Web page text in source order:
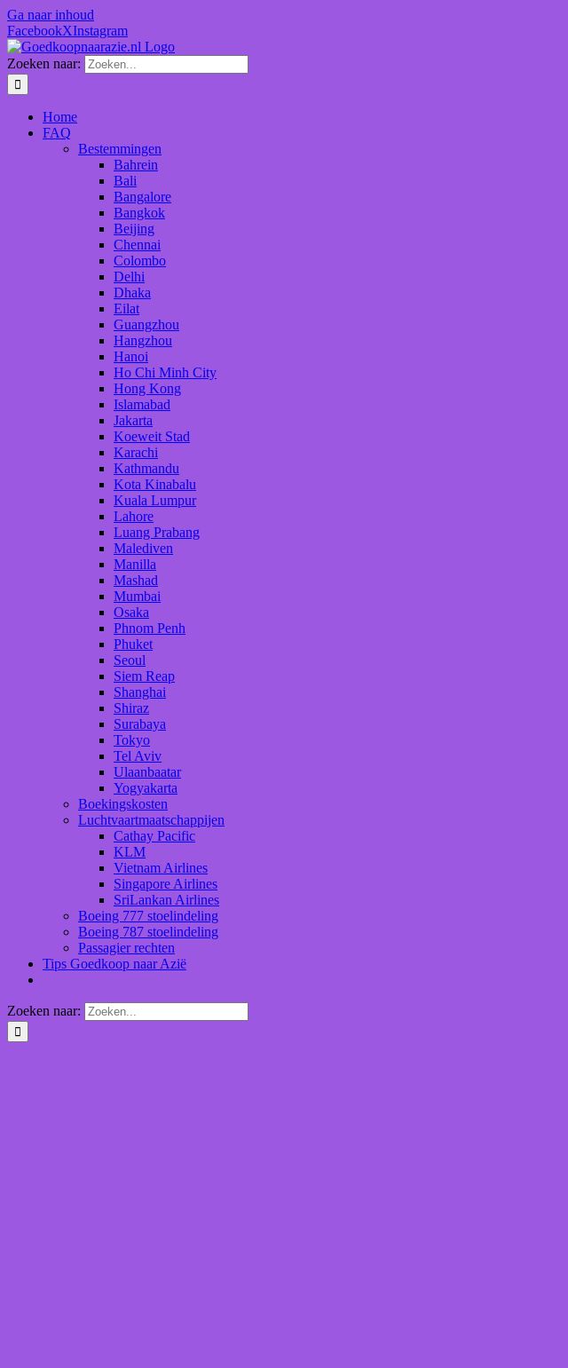
Ga naar inhoud
FacebookXInstagram
Zoeken naar:
Home
FAQ
Bestemmingen
Bahrein
Bali
Bangalore
Bangkok
Beijing
Chennai
Colombo
Delhi
Dhaka
Eilat
Guangzhou
Hangzhou
Hanoi
Ho Chi Minh City
Hong Kong
Islamabad
Jakarta
Koeweit Stad
Karachi
Kathmandu
Kota Kinabalu
Kuala Lumpur
Lahore
Luang Prabang
Malediven
Manilla
Mashad
Mumbai
Osaka
Phnom Penh
Phuket
Seoul
Siem Reap
Shanghai
Shiraz
Surabaya
Tokyo
Tel Aviv
Ulaanbaatar
Yogyakarta
Boekingskosten
Luchtvaartmaatschappijen
Cathay Pacific
KLM
Vietnam Airlines
Singapore Airlines
SriLankan Airlines
Boeing 777 stoelindeling
Boeing 787 stoelindeling
Passagier rechten
Tips Goedkoop naar Azië
Zoeken naar: